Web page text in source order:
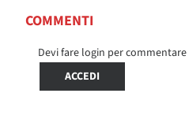
COMMENTI
Devi fare login per commentare
ACCEDI